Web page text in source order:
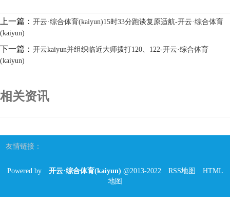
上一篇： 开云·综合体育(kaiyun)15时33分跑谈复原适航-开云·综合体育
(kaiyun)
下一篇： 开云kaiyun并组织临近大师拨打120、122-开云·综合体育
(kaiyun)
相关资讯
友情链接：
Powered by 开云·综合体育(kaiyun) @2013-2022 RSS地图
HTML
地图